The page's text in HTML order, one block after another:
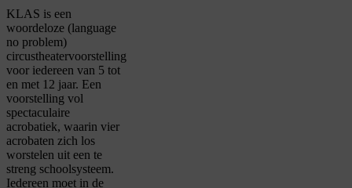
KLAS is een
woordeloze (language
no problem)
circustheatervoorstelling
voor iedereen van 5 tot
en met 12 jaar. Een
voorstelling vol
spectaculaire
acrobatiek, waarin vier
acrobaten zich los
worstelen uit een te
streng schoolsysteem.
Iedereen moet in de